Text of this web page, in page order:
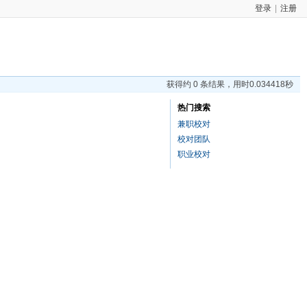
登录 注册
获得约 0 条结果，用时0.034418秒
热门搜索
兼职校对
校对团队
职业校对